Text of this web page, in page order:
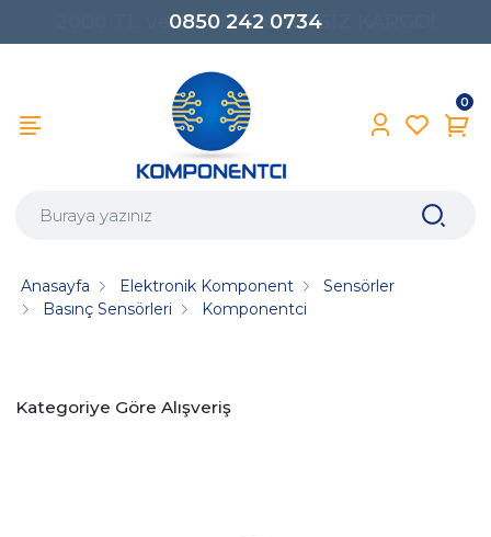
0850 242 0734
0
Anasayfa Elektronik Komponent
Sensörler
Basınç Sensörleri
Komponentci
Kategoriye Göre Alışveriş